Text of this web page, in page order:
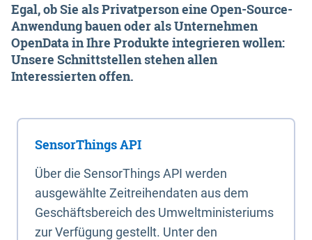
Egal, ob Sie als Privatperson eine Open-Source-
Anwendung bauen oder als Unternehmen
OpenData in Ihre Produkte integrieren wollen:
Unsere Schnittstellen stehen allen
Interessierten offen.
SensorThings API
Über die SensorThings API werden
ausgewählte Zeitreihendaten aus dem
Geschäftsbereich des Umweltministeriums
zur Verfügung gestellt. Unter den